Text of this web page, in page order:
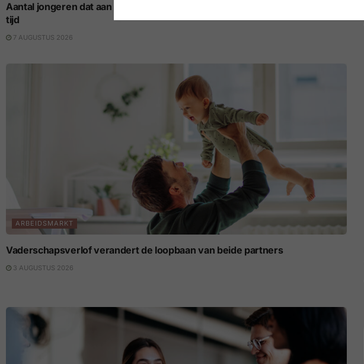
Aantal jongeren dat aan nieuwe vaste job begint op laagste peil in vijf jaar
tijd
7 AUGUSTUS 2026
ARBEIDSMARKT
Vaderschapsverlof verandert de loopbaan van beide partners
3 AUGUSTUS 2026